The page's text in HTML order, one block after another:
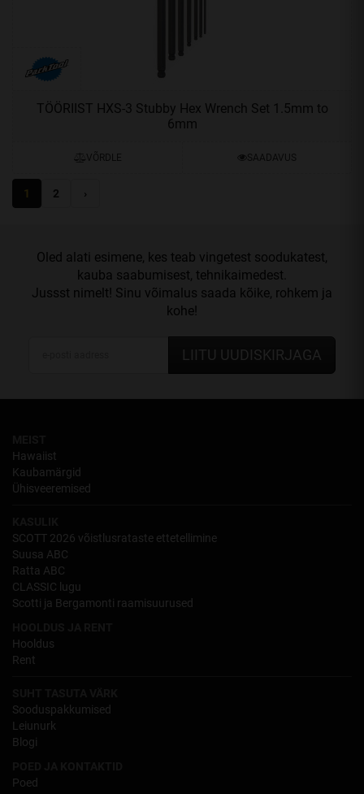
TÖÖRIIST HXS-3 Stubby Hex Wrench Set 1.5mm to
6mm
VÕRDLE SAADAVUS
Oled alati esimene, kes teab vingetest soodukatest,
kauba saabumisest, tehnikaimedest.
Jussst nimelt! Sinu võimalus saada kõike, rohkem ja
kohe!
LIITU UUDISKIRJAGA
Hawaiist
Kaubamärgid
Ühisveeremised
SCOTT 2026 võistlusrataste ettetellimine
Suusa ABC
Ratta ABC
CLASSIC lugu
Scotti ja Bergamonti raamisuurused
Hooldus
Rent
Sooduspakkumised
Leiunurk
Blogi
Poed